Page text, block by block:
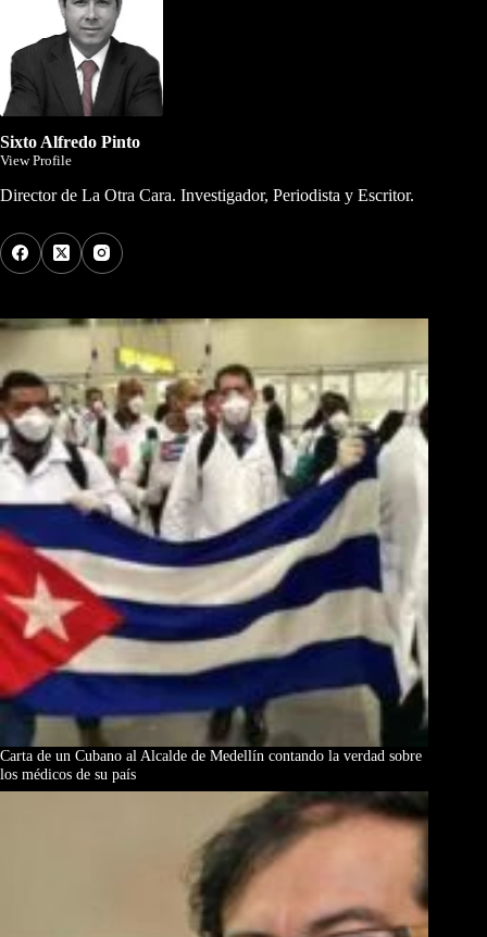
Sixto Alfredo Pinto
View Profile
Director de La Otra Cara. Investigador, Periodista y Escritor.
Carta de un Cubano al Alcalde de Medellín contando la verdad sobre
los médicos de su país